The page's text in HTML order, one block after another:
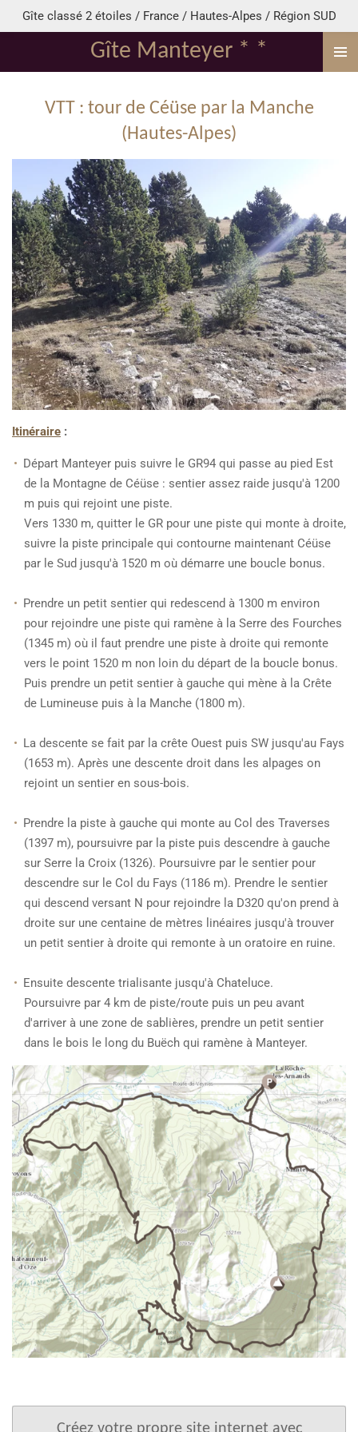
Passer
Gîte Manteyer * *
Gîte classé 2 étoiles / France / Hautes-Alpes / Région SUD
VTT : tour de Céüse par la Manche
(Hautes-Alpes)
Itinéraire :
Départ Manteyer puis suivre le GR94 qui passe au pied Est
de la Montagne de Céüse : sentier assez raide jusqu'à 1200
m puis qui rejoint une piste.
Vers 1330 m, quitter le GR pour une piste qui monte à droite,
suivre la piste principale qui contourne maintenant Céüse
par le Sud jusqu'à 1520 m où démarre une boucle bonus.
Prendre un petit sentier qui redescend à 1300 m environ
pour rejoindre une piste qui ramène à la Serre des Fourches
(1345 m) où il faut prendre une piste à droite qui remonte
vers le point 1520 m non loin du départ de la boucle bonus.
Puis prendre un petit sentier à gauche qui mène à la Crête
de Lumineuse puis à la Manche (1800 m).
La descente se fait par la crête Ouest puis SW jusqu'au Fays
(1653 m). Après une descente droit dans les alpages on
rejoint un sentier en sous-bois.
Prendre la piste à gauche qui monte au Col des Traverses
(1397 m), poursuivre par la piste puis descendre à gauche
sur Serre la Croix (1326). Poursuivre par le sentier pour
descendre sur le Col du Fays (1186 m). Prendre le sentier
qui descend versant N pour rejoindre la D320 qu'on prend à
droite sur une centaine de mètres linéaires jusqu'à trouver
un petit sentier à droite qui remonte à un oratoire en ruine.
Ensuite descente trialisante jusqu'à Chateluce.
Poursuivre par 4 km de piste/route puis un peu avant
d'arriver à une zone de sablières, prendre un petit sentier
dans le bois le long du Buëch qui ramène à Manteyer.